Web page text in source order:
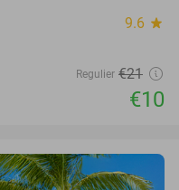
9.6 star
Regulier €21
€10